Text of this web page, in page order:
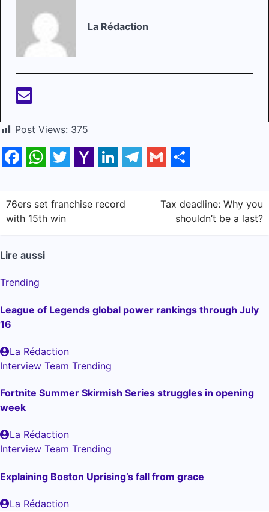
La Rédaction
Post Views: 375
Mail
Navigation
de
76ers set franchise record
with 15th win
Tax deadline: Why you
shouldn’t be a last?
Lire aussi
Trending
League of Legends global power rankings through July
16
La Rédaction
Interview Team Trending
Fortnite Summer Skirmish Series struggles in opening
week
La Rédaction
Interview Team Trending
Explaining Boston Uprising’s fall from grace
La Rédaction